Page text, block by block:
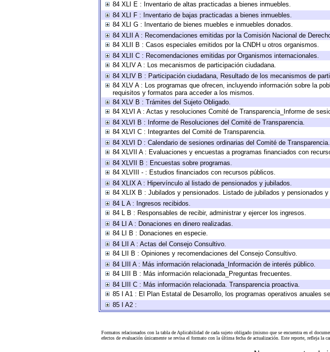
84 XLI E : Inventario de altas practicadas a bienes inmuebles.
84 XLI F : Inventario de bajas practicadas a bienes inmuebles.
84 XLI G : Inventario de bienes muebles e inmuebles donados.
84 XLII A : Recomendaciones emitidas por la Comisión Nacional de
84 XLII B : Casos especiales emitidos por la CNDH u otros organismos.
84 XLII C : Recomendaciones emitidas por Organismos internacionales.
84 XLIV A : Los mecanismos de participación ciudadana.
84 XLIV B : Participación ciudadana, Resultado de los mecanismos de
84 XLV A : Los programas que ofrecen, incluyendo información sobre la
requisitos y formatos para acceder a los mismos.
84 XLV B : Trámites del Sujeto Obligado.
84 XLVI A : Actas y resoluciones Comité de Transparencia_Informe de
84 XLVI B : Informe de Resoluciones del Comité de Transparencia.
84 XLVI C : Integrantes del Comité de Transparencia.
84 XLVI D : Calendario de sesiones ordinarias del Comité de Transparencia.
84 XLVII A : Evaluaciones y encuestas a programas financiados con
84 XLVII B : Encuestas sobre programas.
84 XLVIII - : Estudios financiados con recursos públicos.
84 XLIX A : Hipervínculo al listado de pensionados y jubilados.
84 XLIX B : Jubilados y pensionados. Listado de jubilados y pensionados
84 L A : Ingresos recibidos.
84 L B : Responsables de recibir, administrar y ejercer los ingresos.
84 LI A : Donaciones en dinero realizadas.
84 LI B : Donaciones en especie.
84 LII A : Actas del Consejo Consultivo.
84 LII B : Opiniones y recomendaciones del Consejo Consultivo.
84 LIII A : Más información relacionada_Información de interés público.
84 LIII B : Más información relacionada_Preguntas frecuentes.
84 LIII C : Más información relacionada. Transparencia proactiva.
85 I A1 : El Plan Estatal de Desarrollo, los programas operativos anuales
85 I A2 :
Formatos relacionados con la tabla de Aplicabilidad de cada sujeto obligado (mismo que se encuentra en el
efectos de evaluación únicamente se revisa el formato con la última fecha de actualización. Este reporte, refleja